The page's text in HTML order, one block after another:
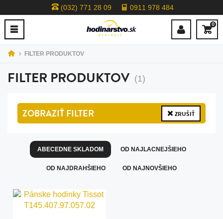
(032) 771 28 09 0911 978 484
0
FILTER PRODUKTOV
FILTER PRODUKTOV (1)
ZOBRAZIŤFILTER ZRUŠIŤ
ABECEDNE SKLADOM OD NAJLACNEJŠIEHO
OD NAJDRAHŠIEHO OD NAJNOVŠIEHO